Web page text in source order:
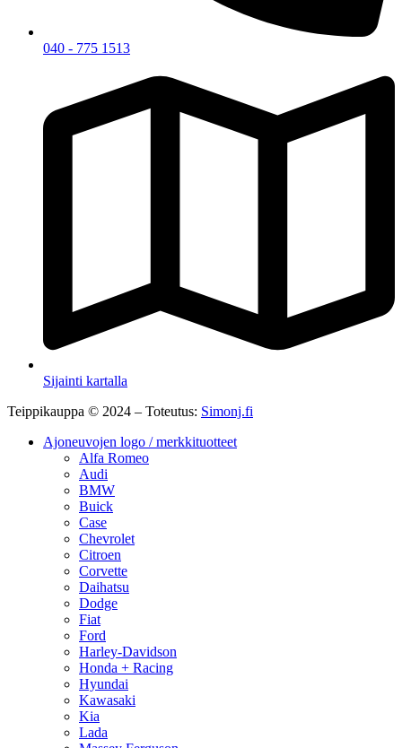
040 - 775 1513
Sijainti kartalla
Teippikauppa © 2024 – Toteutus: Simonj.fi
Ajoneuvojen logo / merkkituotteet
Alfa Romeo
Audi
BMW
Buick
Case
Chevrolet
Citroen
Corvette
Daihatsu
Dodge
Fiat
Ford
Harley-Davidson
Honda + Racing
Hyundai
Kawasaki
Kia
Lada